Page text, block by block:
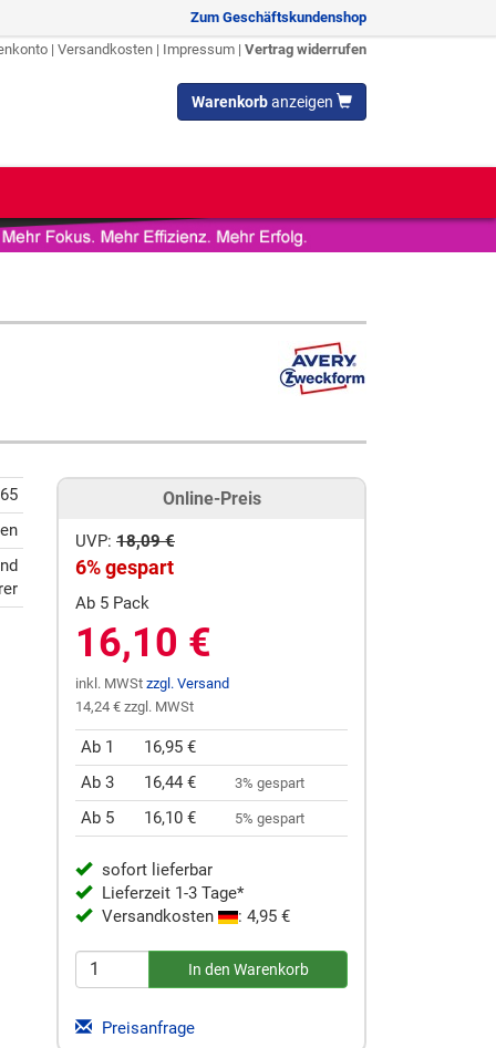
Zum Geschäftskundenshop
| Versandkosten | Impressum | Vertrag widerrufen
Warenkorbanzeigen
Online-Preis
UVP: 18,09 €
6% gespart
Ab 5 Pack
16,10 €
inkl. MWSt zzgl. Versand
14,24 € zzgl. MWSt
Ab 1
16,95 €
Ab 3
16,44 € 3% gespart
Ab 5 16,10 € 5% gespart
sofort lieferbar
Lieferzeit 1-3 Tage*
Versandkosten
: 4,95 €
Preisanfrage